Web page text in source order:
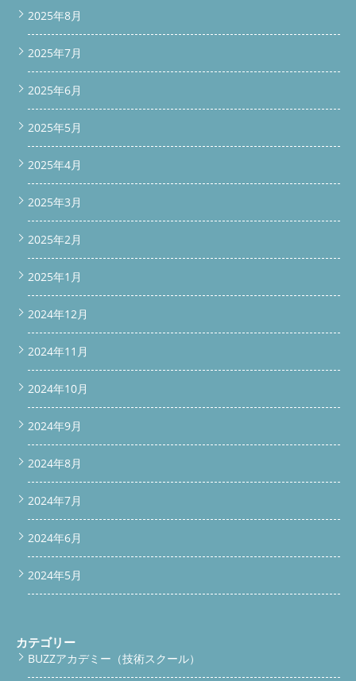
bottomBar.classList.remove('show'); } }); 弊社のドラム式洗濯機
分解クリーニング・修理の料金は、下記ページで詳しくご確認い
予約前にぜひチェックしてください。
link-block { background-color: #fff8e1; border: 1px solid
#ffd699; padding: 16px; margin: 24px 0; text-align: center;
display: inline-block; background-color: #FF6600; /* オレンジ色
*/ color: #fff; font-weight: bold; font-size: 16px; padding: 12px
20px; border-radius: 6px; text-decoration: none; transition:
2025年8月
2025年7月
2025年6月
2025年5月
2025年4月
2025年3月
2025年2月
2025年1月
2024年12月
2024年11月
2024年10月
2024年9月
2024年8月
2024年7月
2024年6月
2024年5月
カテゴリー
BUZZアカデミー（技術スクール）